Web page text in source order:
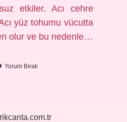
etkiler. Acı cehre
yüz tohumu vücutta
olur ve bu nedenle…
Yorum Bırak